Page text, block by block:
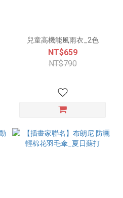
兒童高機能風雨衣_2色
NT$659
NT$790